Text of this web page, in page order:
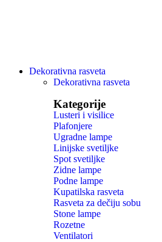
Dekorativna rasveta
Dekorativna rasveta
Kategorije
Lusteri i visilice
Plafonjere
Ugradne lampe
Linijske svetiljke
Spot svetiljke
Zidne lampe
Podne lampe
Kupatilska rasveta
Rasveta za dečiju sobu
Stone lampe
Rozetne
Ventilatori